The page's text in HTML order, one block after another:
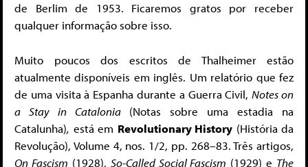
de Berlim de 1953. Ficaremos gratos por receber
qualquer informação sobre isso.
Muito poucos dos escritos de Thalheimer estão
atualmente disponíveis em inglês. Um relatório que fez
de uma visita à Espanha durante a Guerra Civil,Notes on
a Stay in Catalonia (Notas sobre uma estadia na
Catalunha), está em Revolutionary History (História da
Revolução), Volume 4, nos. 1/2, pp. 268–83. Três artigos,
On Fascism (1928), So-Called Social Fascism (1929) e The